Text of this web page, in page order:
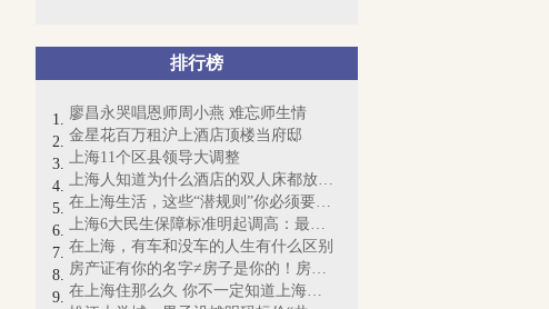
排行榜
廖昌永哭唱恩师周小燕 难忘师生情
金星花百万租沪上酒店顶楼当府邸
上海11个区县领导大调整
上海人知道为什么酒店的双人床都放4个枕...
在上海生活，这些“潜规则”你必须要懂！
上海6大民生保障标准明起调高：最低工资...
在上海，有车和没车的人生有什么区别
房产证有你的名字≠房子是你的！房产证即...
在上海住那么久 你不一定知道上海地铁这些事